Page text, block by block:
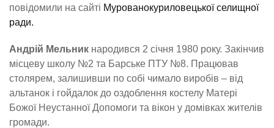
повідомили на сайті Мурованокуриловецької селищної
ради.
Андрій Мельник народився 2 січня 1980 року. Закінчив
місцеву школу №2 та Барське ПТУ №8. Працював
столярем, залишивши по собі чимало виробів – від
альтанок і гойдалок до оздоблення костелу Матері
Божої Неустанної Допомоги та вікон у домівках жителів
громади.